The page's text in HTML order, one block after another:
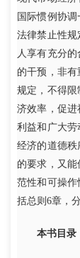
国际惯例协
法律禁止性
人享有充分
的干预，非
规定，不得
济效率，促
利益和广大
经济的道德
的要求，又
范性和可操
括总则6章，
本书目录